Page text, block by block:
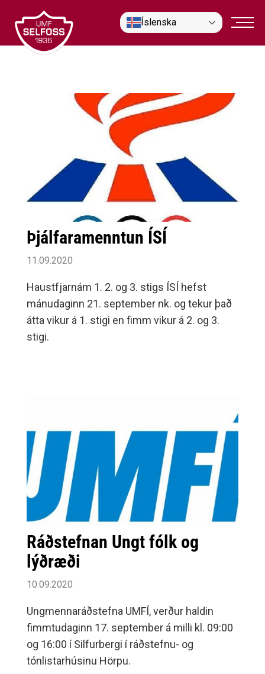
efni
Íslenska
Þjálfaramenntun ÍSÍ
11.09.2020
Haustfjarnám 1. 2. og 3. stigs ÍSÍ hefst
mánudaginn 21. september nk. og tekur það
átta vikur á 1. stigi en fimm vikur á 2. og 3.
stigi.
Ráðstefnan Ungt fólk og
lýðræði
10.09.2020
Ungmennaráðstefna UMFÍ, verður haldin
fimmtudaginn 17. september á milli kl. 09:00
og 16:00 í Silfurbergi í ráðstefnu- og
tónlistarhúsinu Hörpu.